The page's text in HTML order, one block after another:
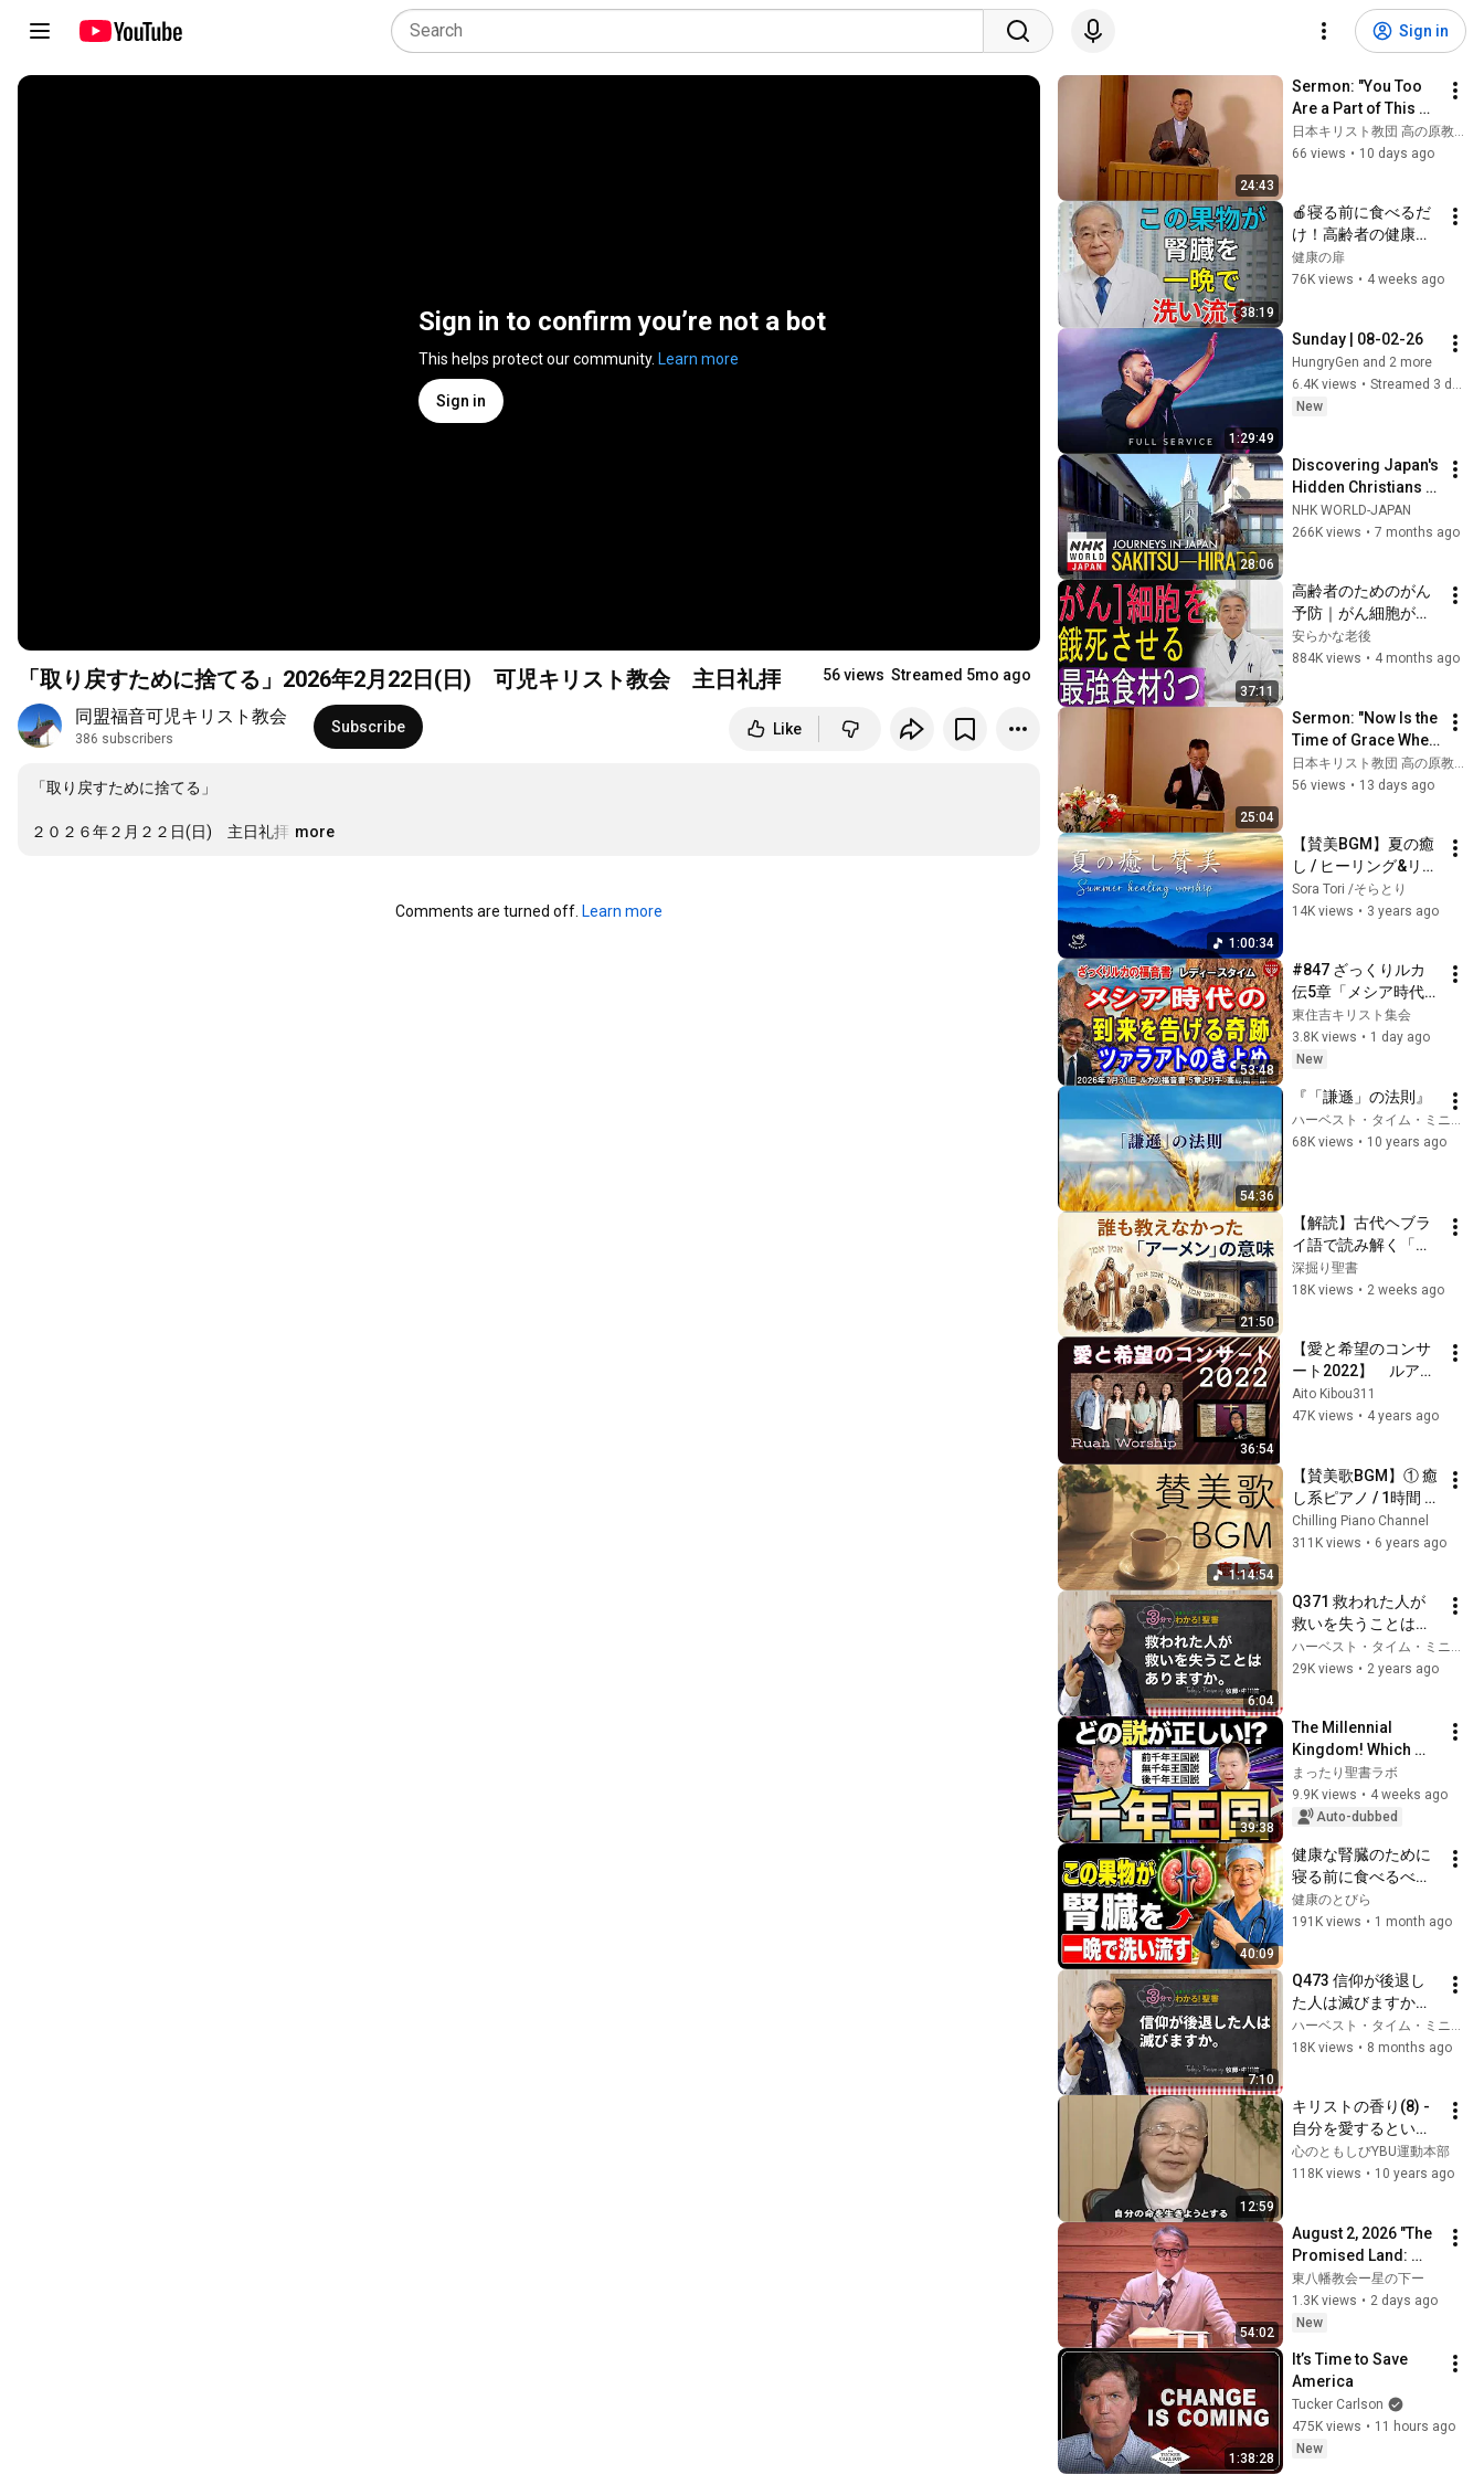
Sign in
Sign in to confirm you’re not a bot
This helps protect our community. Learn more
Sign in
「取り戻すために捨てる」2026年2月22日(日) 可児キリスト教会 主日礼拝 56 views Streamed 5mo ago
同盟福音可児キリスト教会
386 subscribers
Subscribe Like
「取り戻すために捨てる」
２０２６年２月２２日(日)　主日礼拝 …
more
Comments are turned off. Learn more
24:43
Sermon: "You Too
Are a Part of This
Body" – Pastor Shin
Tokuda
日本キリスト教団 高の原教会
66 views • 10 days ago
38:19
🍎寝る前に食べるだ
け！高齢者の健康を
守る腎臓に優しい8つ
の果物｜医師が解説
健康の扉
76K views • 4 weeks ago
1:29:49
Sunday | 08-02-26
HungryGen and 2 more
6.4K views •
New
28:06
Discovering Japan's
Hidden Christians -
Journeys in Japan
NHK WORLD-JAPAN
266K views • 7 months ago
37:11
高齢者のためのがん
予防｜がん細胞が増
えにくい体をつくる
食事法
安らかな老後
884K views • 4 months ago
25:04
Sermon: "Now Is the
Time of Grace When
We Seek Help" -
Pastor Shin Tokuda
日本キリスト教団 高の原教会
56 views • 13 days ago
1:00:34
【賛美BGM】夏の癒
し / ヒーリング&リラ
ックス
Sora Tori /そらとり
14K views • 3 years ago
53:48
#847 ざっくりルカ
伝5章「メシア時代の
到来を告げる奇跡」
～ツァラアトのきよ
め～ ルカの福音書 5
2026年7月31日 レデ
ィ－スタイム
東住吉キリスト集会
3.8K views • 1 day ago
New
54:36
『「謙遜」の法則』
68K views • 10 years ago
21:50
【解読】古代ヘブラ
イ語で読み解く「ア
ーメン」の本当の意
味
深掘り聖書
18K views • 2 weeks ago
36:54
【愛と希望のコンサ
ート2022】　ルアー
ワーシッ
プ/Norie/311を忘れ
Aito Kibou311
47K views • 4 years ago
1:14:54
【賛美歌BGM】① 癒
し系ピアノ / 1時間 /
ワーシップソング /
聖歌 / Chilling Piano
Chilling Piano Channel
311K views • 6 years ago
6:04
Q371 救われた人が
救いを失うことはあ
りますか。【3分でわ
かる！聖書】
ハーベスト・タイム・ミニストリーズHarvest Time Ministries
29K views • 2 years ago
39:38
The Millennial
Kingdom! Which
view is correct?
Explaining
Premillennialism,
P...
まったり聖書ラボ
9.9K views • 4 weeks ago
Auto-dubbed
40:09
健康な腎臓のために
寝る前に食べるべき
最高の果物
健康のとびら
191K views • 1 month ago
7:10
Q473 信仰が後退し
た人は滅びますか。
【3分でわかる！聖
書】
ハーベスト・タイム・ミニストリーズHarvest Time Ministries
18K views • 8 months ago
12:59
キリストの香り(8) -
自分を愛するという
こと
心のともしびYBU運動本部
118K views • 10 years ago
54:02
August 2, 2026 "The
Promised Land:
How to Confront
Adversaries Filled
with Grudge"
東八幡教会ー星の下ー
1.3K views • 2 days ago
New
1:38:28
It’s Time to Save
America
Tucker Carlson
475K views • 11 hours ago
New